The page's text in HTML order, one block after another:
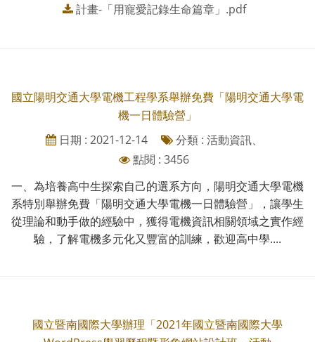
計畫-「用寵愛記錄生命篇章」.pdf
國立陽明交通大學電機工程學系舉辦免費「陽明交通大學電
機一日體驗營」
日期 : 2021-12-14
分類 : 活動資訊、
點閱 : 3456
一、為培養高中生探索自己的選系方向，陽明交通大學電機
系特別舉辦免費「陽明交通大學電機一日體驗營」，讓學生
從理論和動手做的經驗中，獲得電機資訊相關領域之實作經
驗，了解電機多元化又豐富的訓練，歡迎高中學....
國立暨南國際大學辦理「2021年國立暨南國際大學